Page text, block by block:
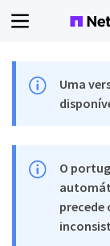
Uma
O
precede